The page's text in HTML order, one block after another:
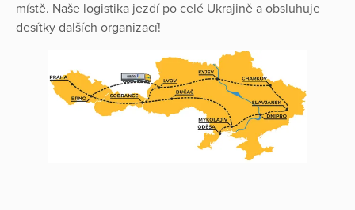
místě. Naše logistika jezdí po celé Ukrajině a obsluhuje
desítky dalších organizací!